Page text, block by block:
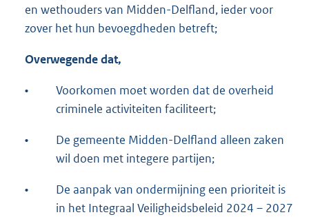
en wethouders van Midden-Delfland, ieder voor
zover het hun bevoegdheden betreft;
Overwegende dat,
•
Voorkomen moet worden dat de overheid
criminele activiteiten faciliteert;
•
De gemeente Midden-Delfland alleen zaken
wil doen met integere partijen;
•
De aanpak van ondermijning een prioriteit is
in het Integraal Veiligheidsbeleid 2024 – 2027